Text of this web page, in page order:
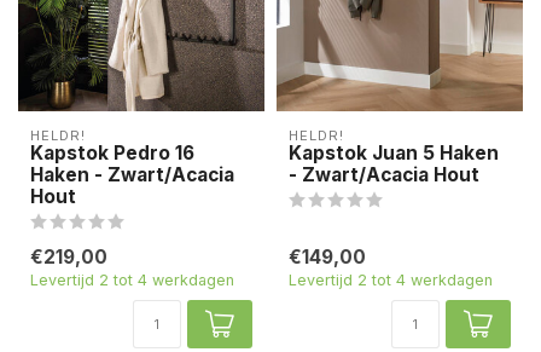
HELDR!
Kapstok Pedro 16
Haken - Zwart/Acacia
Hout
€219,00
Levertijd 2 tot 4 werkdagen
HELDR!
Kapstok Juan 5 Haken
- Zwart/Acacia Hout
€149,00
Levertijd 2 tot 4 werkdagen